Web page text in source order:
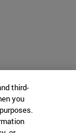
third-
you